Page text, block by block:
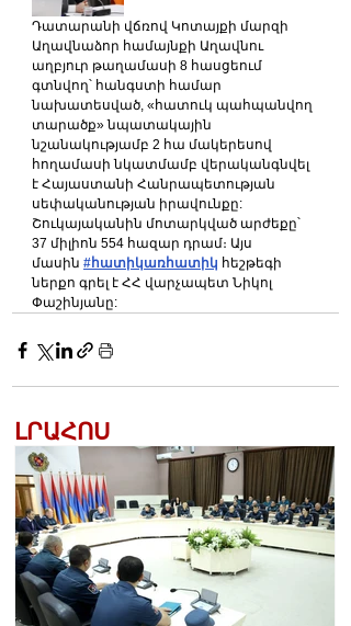
Դատարանի վճռով Կոտայքի մարզի
Աղավնաձոր համայնքի Աղավնու
աղբյուր թաղամասի 8 հասցեում
գտնվող՝ հանգստի համար
նախատեսված, «հատուկ պահպանվող
տարածք» նպատակային
նշանակությամբ 2 հա մակերեսով
հողամասի նկատմամբ վերականգնվել
է Հայաստանի Հանրապետության
սեփականության իրավունքը:
Շուկայականին մոտարկված արժեքը՝
37 միլիոն 554 հազար դրամ։ Այս
մասին #հատիկառհատիկ հեշթեգի
ներքո գրել է ՀՀ վարչապետ Նիկոլ
Փաշինյանը:
ԼՐԱՀՈՍ